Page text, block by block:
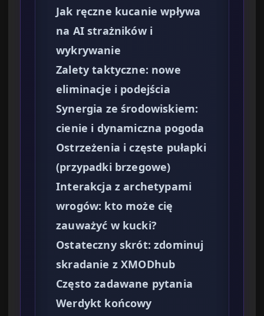
Jak ręczne kucanie wpływa
na AI strażników i
wykrywanie
Zalety taktyczne: nowe
eliminacje i podejścia
Synergia ze środowiskiem:
cienie i dynamiczna pogoda
Ostrzeżenia i częste pułapki
(przypadki brzegowe)
Interakcja z archetypami
wrogów: kto może cię
zauważyć w kucki?
Ostateczny skrót: zdominuj
skradanie z XMODhub
Często zadawane pytania
Werdykt końcowy